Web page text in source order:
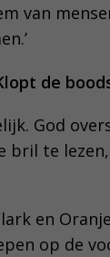
van
de
God
bril te
en
op de